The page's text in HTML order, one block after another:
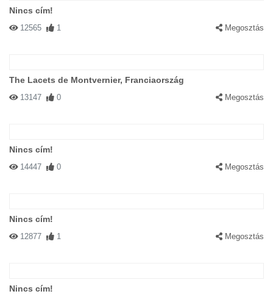
Nincs cím!
12565 1 Megosztás
The Lacets de Montvernier, Franciaország
13147 0 Megosztás
Nincs cím!
14447 0 Megosztás
Nincs cím!
12877 1 Megosztás
Nincs cím!